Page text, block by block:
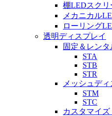
棚LEDスクリ
メカニカル
ローリング
透明ディスプレイ
固定＆レン
STA
STB
STR
メッシュディ
STM
STC
カスタマイ